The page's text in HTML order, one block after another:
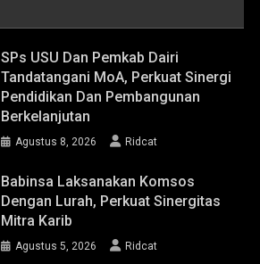
SPs USU Dan Pemkab Dairi
Tandatangani MoA, Perkuat Sinergi
Pendidikan Dan Pembangunan
Berkelanjutan
Agustus 8, 2026 Ridcat
Babinsa Laksanakan Komsos
Dengan Lurah, Perkuat Sinergitas
Mitra Karib
Agustus 5, 2026 Ridcat